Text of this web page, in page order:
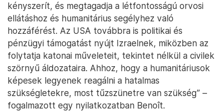
kényszerít, és megtagadja a létfontosságú orvosi
ellátáshoz és humanitárius segélyhez való
hozzáférést. Az USA továbbra is politikai és
pénzügyi támogatást nyújt Izraelnek, miközben az
folytatja katonai műveleteit, tekintet nélkül a civilek
szörnyű áldozataira. Ahhoz, hogy a humanitáriusok
képesek legyenek reagálni a hatalmas
szükségletekre, most tűzszünetre van szükség” –
fogalmazott egy nyilatkozatban Benoît.